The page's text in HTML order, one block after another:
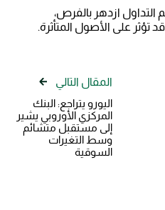
التداول ازدهر بالفرص،
تؤثر على الأصول المتأثرة.
المقال التالي
اليورو يتراجع: البنك
المركزي الأوروبي يشير
إلى مستقبل متشائم
وسط التغيرات
السوقية